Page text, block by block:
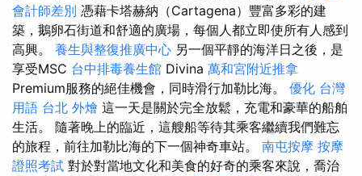
會計師差別 憑藉卡塔赫納（Cartagena）豐富多彩的建
築，鵝卵石街道和舒適的廣場，每個人都立即使所有人感到
高興。 養生與整復推廣中心 另一個平靜的海洋日之後，是
享受MSC 台中排毒養生館 Divina 萬和宮附近推拿
Premium服務的絕佳機會，同時滑行加勒比海。 優化 台灣
用語 台北 外燴 這一天是關於完全放鬆，充電和豪華的船舶
生活。 隨著晚上的臨近，這艘船等待其乘客繼續我們難忘
的旅程，前往加勒比海的下一個神奇車站。 南屯按摩 按摩
證照考試 對於對當地文化和美食的好奇的乘客來說，喬治